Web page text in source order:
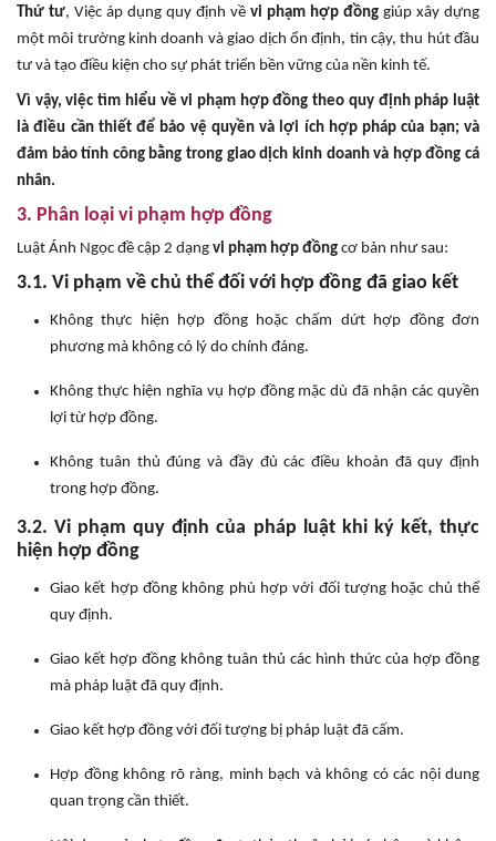
Thứ tư, Việc áp dụng quy định về vi phạm hợp đồng giúp xây dựng
một môi trường kinh doanh và giao dịch ổn định, tin cậy, thu hút đầu
tư và tạo điều kiện cho sự phát triển bền vững của nền kinh tế.
Vì vậy, việc tìm hiểu về vi phạm hợp đồng theo quy định pháp luật
là điều cần thiết để bảo vệ quyền và lợi ích hợp pháp của bạn; và
đảm bảo tính công bằng trong giao dịch kinh doanh và hợp đồng cá
nhân.
3. Phân loại vi phạm hợp đồng
Luật Ánh Ngọc đề cập 2 dạng vi phạm hợp đồng cơ bản như sau:
3.1. Vi phạm về chủ thể đối với hợp đồng đã giao kết
Không thực hiện hợp đồng hoặc chấm dứt hợp đồng đơn
phương mà không có lý do chính đáng.
Không thực hiện nghĩa vụ hợp đồng mặc dù đã nhận các quyền
lợi từ hợp đồng.
Không tuân thủ đúng và đầy đủ các điều khoản đã quy định
trong hợp đồng.
3.2. Vi phạm quy định của pháp luật khi ký kết, thực
hiện hợp đồng
Giao kết hợp đồng không phù hợp với đối tượng hoặc chủ thể
quy định.
Giao kết hợp đồng không tuân thủ các hình thức của hợp đồng
mà pháp luật đã quy định.
Giao kết hợp đồng với đối tượng bị pháp luật đã cấm.
Hợp đồng không rõ ràng, minh bạch và không có các nội dung
quan trọng cần thiết.